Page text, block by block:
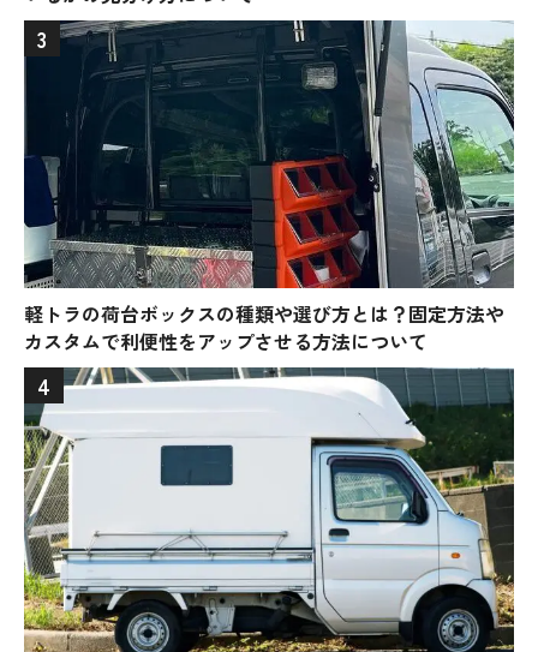
3
軽トラの荷台ボックスの種類や選び方とは？固定方法や
カスタムで利便性をアップさせる方法について
4